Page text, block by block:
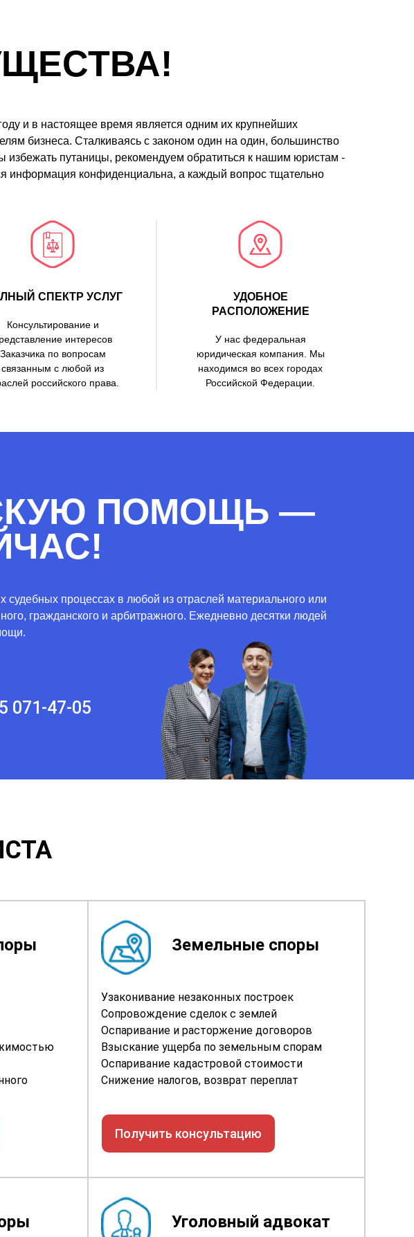
и в настоящее время является одним их крупнейших
бизнеса. Сталкиваясь с законом один на один, большинство
избежать путаницы, рекомендуем обратиться к нашим юристам -
информация конфиденциальна, а каждый вопрос тщательно
СПЕКТР УСЛУГ
Консультирование и
интересов
Заказчика по вопросам
связанным с любой из
российского права.
УДОБНОЕ
РАСПОЛОЖЕНИЕ
У нас федеральная
юридическая компания. Мы
находимся во всех городах
Российской Федерации.
ПОМОЩЬ —
процессах в любой из отраслей материального или
гражданского и арбитражного. Ежедневно десятки людей
071-47-05
Узаконивание незаконных построек
Сопровождение сделок с землей
Оспаривание и расторжение договоров
Взыскание ущерба по земельным спорам
Оспаривание кадастровой стоимости
Снижение налогов, возврат переплат
Земельные споры
Получить консультацию
Уголовный адвокат